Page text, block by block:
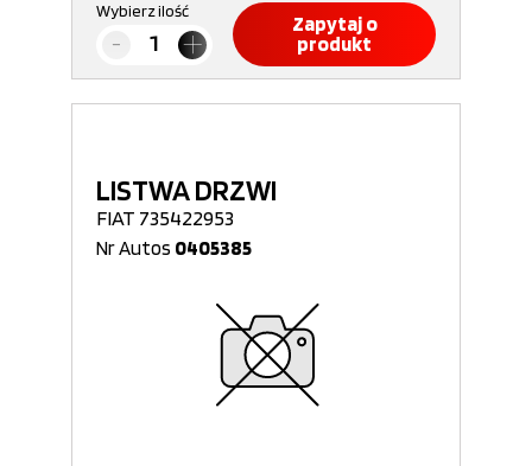
Wybierz ilość
Zapytaj o
produkt
LISTWA DRZWI
FIAT 735422953
Nr Autos 0405385